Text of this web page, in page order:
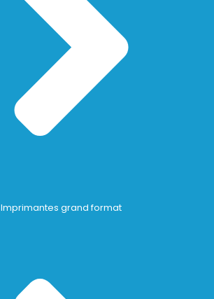
Imprimantes grand format